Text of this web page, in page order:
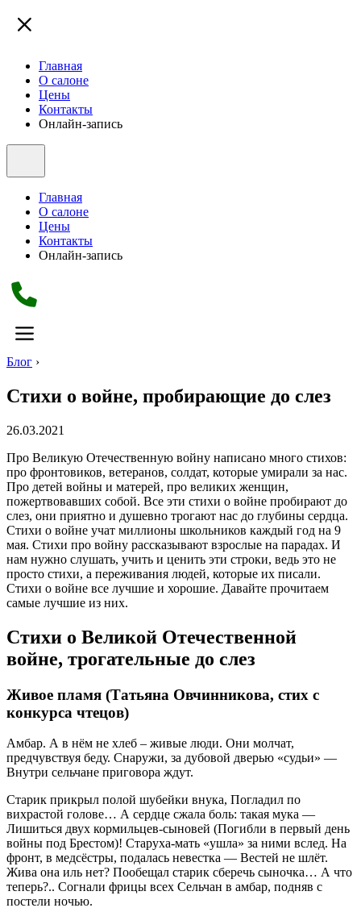
Главная
О салоне
Цены
Контакты
Онлайн-запись
Главная
О салоне
Цены
Контакты
Онлайн-запись
Блог ›
Стихи о войне, пробирающие до слез
26.03.2021
Про Великую Отечественную войну написано много стихов:
про фронтовиков, ветеранов, солдат, которые умирали за нас.
Про детей войны и матерей, про великих женщин,
пожертвовавших собой. Все эти стихи о войне пробирают до
слез, они приятно и душевно трогают нас до глубины сердца.
Стихи о войне учат миллионы школьников каждый год на 9
мая. Стихи про войну рассказывают взрослые на парадах. И
нам нужно слушать, учить и ценить эти строки, ведь это не
просто стихи, а переживания людей, которые их писали.
Стихи о войне все лучшие и хорошие. Давайте прочитаем
самые лучшие из них.
Стихи о Великой Отечественной
войне, трогательные до слез
Живое пламя (Татьяна Овчинникова, стих с
конкурса чтецов)
Амбар. А в нём не хлеб – живые люди. Они молчат,
предчувствуя беду. Снаружи, за дубовой дверью «судьи» —
Внутри сельчане приговора ждут.
Старик прикрыл полой шубейки внука, Погладил по
вихрастой голове… А сердце сжала боль: такая мука —
Лишиться двух кормильцев-сыновей (Погибли в первый день
войны под Брестом)! Старуха-мать «ушла» за ними вслед. На
фронт, в медсёстры, подалась невестка — Вестей не шлёт.
Жива она иль нет? Пообещал старик сберечь сыночка… А что
теперь?.. Согнали фрицы всех Сельчан в амбар, подняв с
постели ночью.